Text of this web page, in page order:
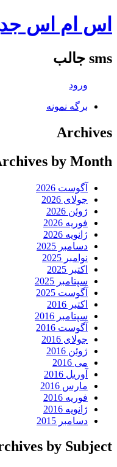
اس ام اس
sms جالب
ورود
برگه نمونه
Archives
by Month:
آگوست 2026
جولای 2026
ژوئن 2026
فوریه 2026
ژانویه 2026
دسامبر 2025
نوامبر 2025
اکتبر 2025
سپتامبر 2025
آگوست 2025
اکتبر 2016
سپتامبر 2016
آگوست 2016
جولای 2016
ژوئن 2016
می 2016
آوریل 2016
مارس 2016
فوریه 2016
ژانویه 2016
دسامبر 2015
by Subject: